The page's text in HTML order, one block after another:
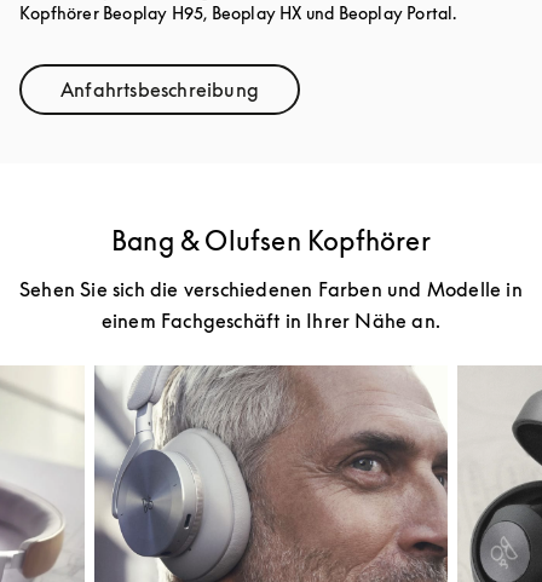
Kopfhörer Beoplay H95, Beoplay HX und Beoplay Portal.
AnfahrtsbeschreibungLink Opens in New Tab
Bang & Olufsen Kopfhörer
Sehen Sie sich die verschiedenen Farben und Modelle in
einem Fachgeschäft in Ihrer Nähe an.